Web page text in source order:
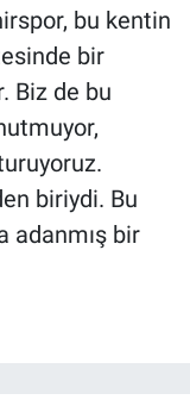
bu kentin
bir
Biz de bu
biriydi. Bu
adanmış bir